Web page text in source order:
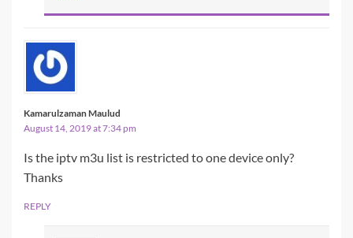
Kamarulzaman Maulud
August 14, 2019 at 7:34 pm
Is the iptv m3u list is restricted to one device only?
Thanks
REPLY